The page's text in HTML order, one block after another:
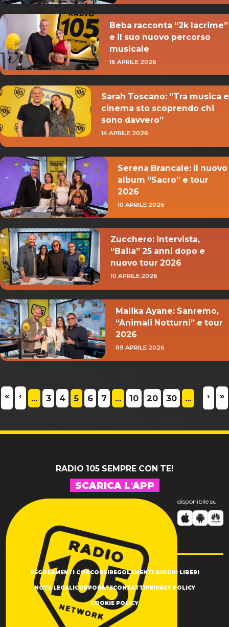
Beba racconta “2k lacrime”
e il suo nuovo percorso
musicale
16 APRILE 2026
Sarah Toscano: “Tra musica e
cinema sto scoprendo chi
sono davvero”
14 APRILE 2026
Serena Brancale: il nuovo
album “Sacro” e tour
2026
10 APRILE 2026
Zucchero: intervista,
“Baila” 25 anni dopo e
nuovo tour 2026
10 APRILE 2026
Malika Ayane: Sanremo,
“Animali Notturni” e tour
2026
09 APRILE 2026
« ‹ ... 3 4 5 6 7 ... 10 20 30 ... › »
RADIO 105 SEMPRE CON TE!
SCARICA L'APP
disponibile su
REGOLAMENTI CONCORSIREGOLAMENTI GIOCHI LIBERI
NOTE LEGALICORPORATECONTATTIPRIVACY POLICY
COOKIE POLICY